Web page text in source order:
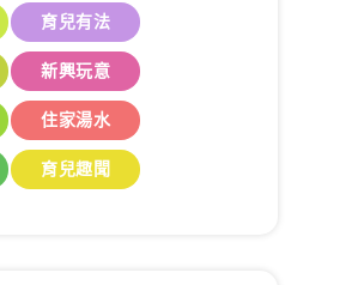
育兒有法
新興玩意
住家湯水
育兒趣聞